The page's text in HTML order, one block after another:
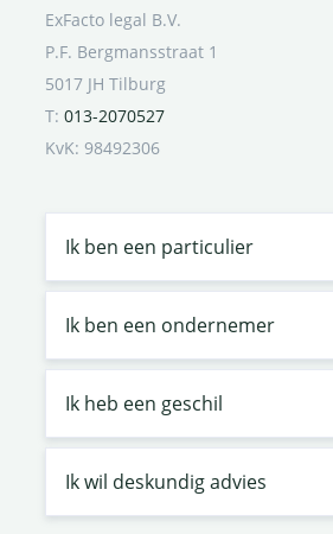
ExFacto legal B.V.
P.F. Bergmansstraat 1
5017 JH Tilburg
T: 013-2070527
KvK: 98492306
Ik ben een particulier
Ik ben een ondernemer
Ik heb een geschil
Ik wil deskundig advies